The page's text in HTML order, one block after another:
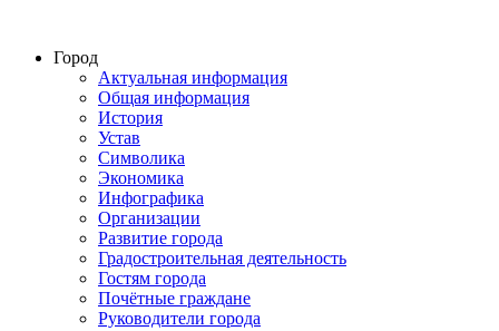
Город
Актуальная информация
Общая информация
История
Устав
Символика
Экономика
Инфографика
Организации
Развитие города
Градостроительная деятельность
Гостям города
Почётные граждане
Руководители города